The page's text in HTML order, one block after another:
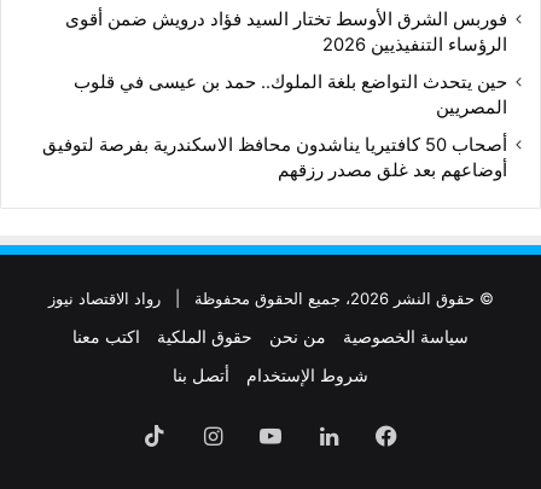
فوربس الشرق الأوسط تختار السيد فؤاد درويش ضمن أقوى
الرؤساء التنفيذيين 2026
حين يتحدث التواضع بلغة الملوك.. حمد بن عيسى في قلوب
المصريين
أصحاب 50 كافتيريا يناشدون محافظ الاسكندرية بفرصة لتوفيق
أوضاعهم بعد غلق مصدر رزقهم
© حقوق النشر 2026، جميع الحقوق محفوظة | رواد الاقتصاد نيوز
سياسة الخصوصية من نحن حقوق الملكية
اكتب معنا
شروط الإستخدام
أتصل بنا
فيسبوكلينكدإن‫YouTubeانستقرام